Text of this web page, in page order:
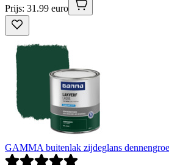
Prijs: 31.99 euro
GAMMA buitenlak zijdeglans